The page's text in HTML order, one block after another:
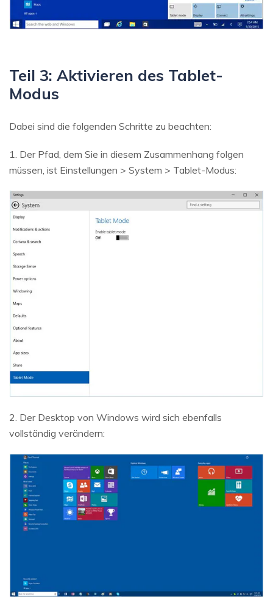
Teil 3: Aktivieren des Tablet-
Modus
Dabei sind die folgenden Schritte zu beachten:
1. Der Pfad, dem Sie in diesem Zusammenhang folgen
müssen, ist Einstellungen > System > Tablet-Modus:
2. Der Desktop von Windows wird sich ebenfalls
vollständig verändern: